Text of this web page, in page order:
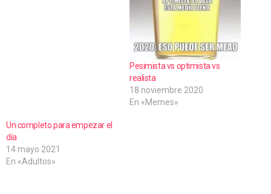
Pesimista vs optimista vs
realista
18 noviembre 2020
En «Memes»
Un completo para empezar el
día
14 mayo 2021
En «Adultos»